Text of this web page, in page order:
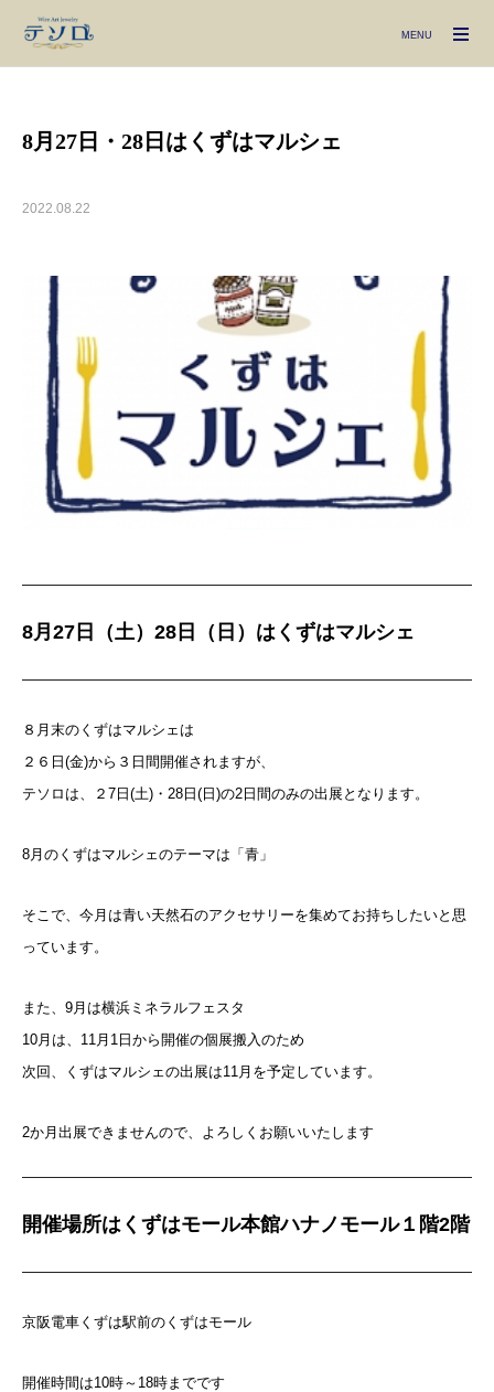
8月27日・28日はくずはマルシェ
2022.08.22
8月27日（土）28日（日）はくずはマルシェ
８月末のくずはマルシェは
２６日(金)から３日間開催されますが、
テソロは、２7日(土)・28日(日)の2日間のみの出展となります。
8月のくずはマルシェのテーマは「青」
そこで、今月は青い天然石のアクセサリーを集めてお持ちしたいと思
っています。
また、9月は横浜ミネラルフェスタ
10月は、11月1日から開催の個展搬入のため
次回、くずはマルシェの出展は11月を予定しています。
2か月出展できませんので、よろしくお願いいたします
開催場所はくずはモール本館ハナノモール１階2階
京阪電車くずは駅前のくずはモール
開催時間は10時～18時までです
MENU